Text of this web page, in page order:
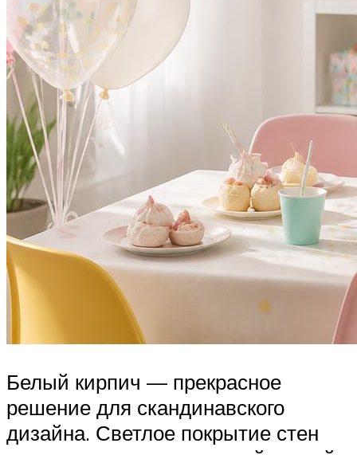
Белый кирпич — прекрасное
решение для скандинавского
дизайна. Светлое покрытие стен